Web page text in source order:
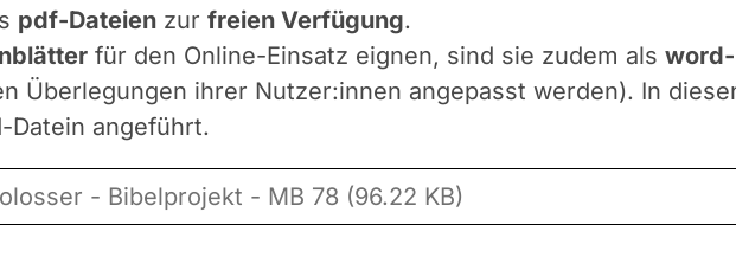
pdf-Dateien zur freien Verfügung.
für den Online-Einsatz eignen, sind sie zudem als
Überlegungen ihrer Nutzer:innen angepasst werden). In
Datein angeführt.
- Bibelprojekt - MB 78 (96.22 KB)